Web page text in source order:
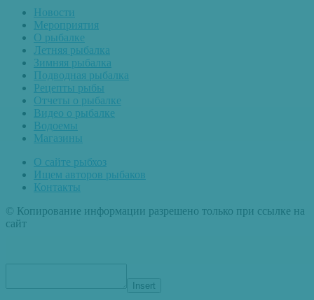
Новости
Мероприятия
О рыбалке
Летняя рыбалка
Зимняя рыбалка
Подводная рыбалка
Рецепты рыбы
Отчеты о рыбалке
Видео о рыбалке
Водоемы
Магазины
О сайте рыбхоз
Ищем авторов рыбаков
Контакты
© Копирование информации разрешено только при ссылке на
сайт
Insert